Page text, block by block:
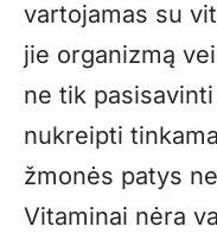
vartojamas su
jie organizmą
ne tik
nukreipti
žmonės patys
Vitaminai nėra